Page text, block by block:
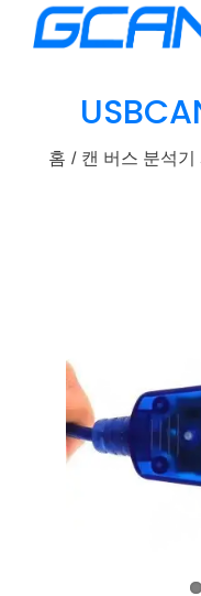
문의하기
Korean
홈 캔 버스 분석기